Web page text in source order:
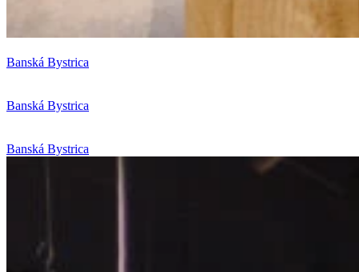
Banská Bystrica
Banská Bystrica
Banská Bystrica